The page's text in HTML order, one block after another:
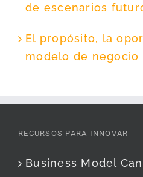
de escenarios
El propósito, la
modelo de negocio
RECURSOS PARA INNOVAR
Business Model